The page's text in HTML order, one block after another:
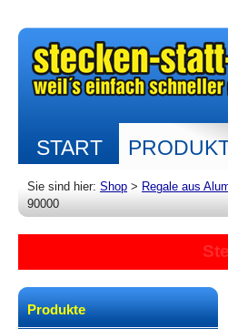
START
Sie sind hier: Shop > Regale aus
90000
Produkte